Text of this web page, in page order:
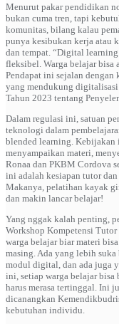
Menurut pakar pendidikan
bukan cuma tren, tapi
komunitas, bilang kalau
punya kesibukan kerja atau
dan tempat. “Digital
fleksibel. Warga belajar bisa
Pendapat ini sejalan dengan
yang mendukung
Tahun 2023 tentang
Dalam regulasi ini, satuan
teknologi dalam
blended learning.
menyampaikan materi,
Ronaa dan PKBM Cordova
ini adalah kesiapan tutor
Makanya, pelatihan kayak
dan makin lancar belajar!
Yang nggak kalah penting,
Workshop Kompetensi
warga belajar biar materi
masing. Ada yang lebih
modul digital, dan ada juga
ini, setiap warga belajar bisa
harus merasa tertinggal. Ini
dicanangkan
kebutuhan individu.